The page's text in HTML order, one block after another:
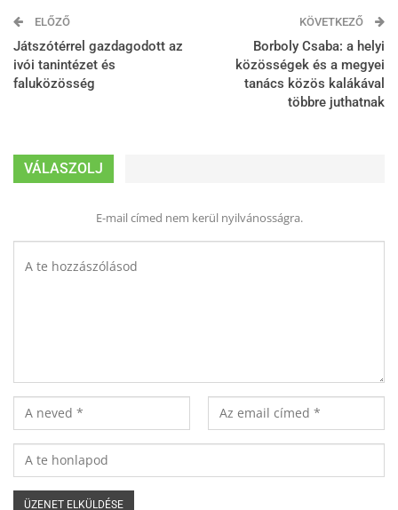
ELŐZŐ
Játszótérrel gazdagodott az
ivói tanintézet és
faluközösség
KÖVETKEZŐ
Borboly Csaba: a helyi
közösségek és a megyei
tanács közös kalákával
többre juthatnak
VÁLASZOLJ
E-mail címed nem kerül nyilvánosságra.